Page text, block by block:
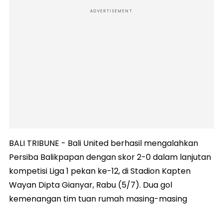
ADVERTISEMENT
BALI TRIBUNE - Bali United berhasil mengalahkan
Persiba Balikpapan dengan skor 2-0 dalam lanjutan
kompetisi Liga 1 pekan ke-12, di Stadion Kapten
Wayan Dipta Gianyar, Rabu (5/7). Dua gol
kemenangan tim tuan rumah masing-masing